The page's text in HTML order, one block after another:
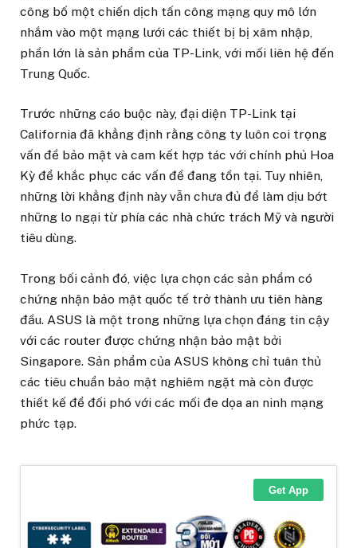
công bố một chiến dịch tấn công mạng quy mô lớn
nhắm vào một mạng lưới các thiết bị bị xâm nhập,
phần lớn là sản phẩm của TP-Link, với mối liên hệ đến
Trung Quốc.
Trước những cáo buộc này, đại diện TP-Link tại
California đã khẳng định rằng công ty luôn coi trọng
vấn đề bảo mật và cam kết hợp tác với chính phủ Hoa
Kỳ để khắc phục các vấn đề đang tồn tại. Tuy nhiên,
những lời khẳng định này vẫn chưa đủ để làm dịu bớt
những lo ngại từ phía các nhà chức trách Mỹ và người
tiêu dùng.
Trong bối cảnh đó, việc lựa chọn các sản phẩm có
chứng nhận bảo mật quốc tế trở thành ưu tiên hàng
đầu. ASUS là một trong những lựa chọn đáng tin cậy
với các router được chứng nhận bảo mật bởi
Singapore. Sản phẩm của ASUS không chỉ tuân thủ
các tiêu chuẩn bảo mật nghiêm ngặt mà còn được
thiết kế để đối phó với các mối đe dọa an ninh mạng
phức tạp.